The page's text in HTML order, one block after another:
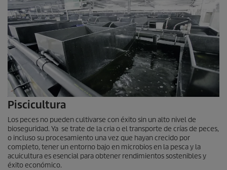
Piscicultura
Los peces no pueden cultivarse con éxito sin un alto nivel de
bioseguridad. Ya se trate de la cria o el transporte de crías de peces,
o incluso su procesamiento una vez que hayan crecido por
completo, tener un entorno bajo en microbios en la pesca y la
acuicultura es esencial para obtener rendimientos sostenibles y
éxito económico.